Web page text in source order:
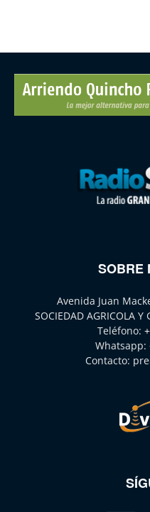
SOBRE
Avenida Juan
SOCIEDAD AGRICOLA Y
Teléfono:
Whatsapp:
Contacto: